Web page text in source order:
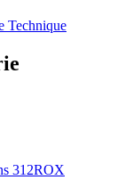
Technique